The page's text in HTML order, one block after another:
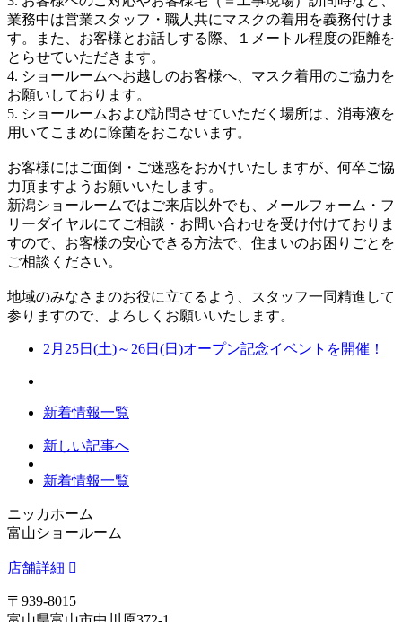
業務中は営業スタッフ・職人共にマスクの着用を義務付けま
す。また、お客様とお話しする際、１メートル程度の距離を
とらせていただきます。
4. ショールームへお越しのお客様へ、マスク着用のご協力を
お願いしております。
5. ショールームおよび訪問させていただく場所は、消毒液を
用いてこまめに除菌をおこないます。
お客様にはご面倒・ご迷惑をおかけいたしますが、何卒ご協
力頂ますようお願いいたします。
新潟ショールームではご来店以外でも、メールフォーム・フ
リーダイヤルにてご相談・お問い合わせを受け付けておりま
すので、お客様の安心できる方法で、住まいのお困りごとを
ご相談ください。
地域のみなさまのお役に立てるよう、スタッフ一同精進して
参りますので、よろしくお願いいたします。
2月25日(土)～26日(日)オープン記念イベントを開催！
新着情報一覧
新しい記事へ
新着情報一覧
ニッカホーム
富山ショールーム
店舗詳細
〒939-8015